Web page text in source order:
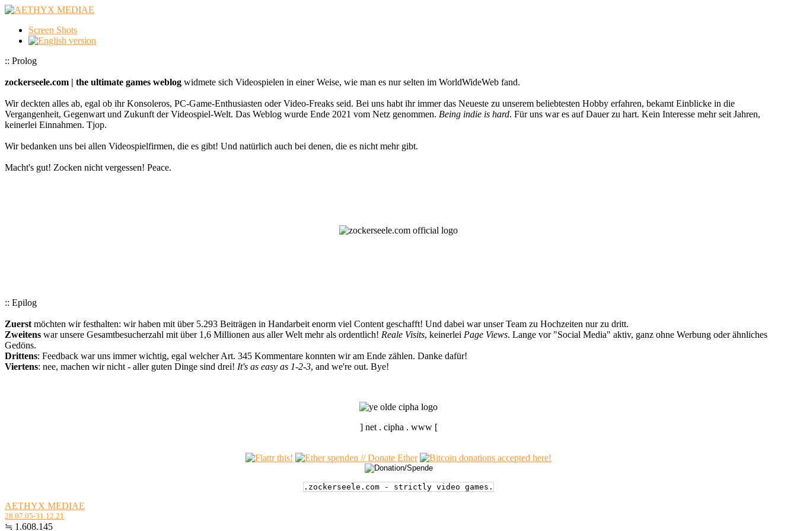
Screen Shots
:: Prolog
zockerseele.com | the ultimate games weblog widmete sich Videospielen in einer Weise, wie man es nur selten im WorldWideWeb fand.
Wir deckten alles ab, egal ob ihr Konsoleros, PC-Game-Enthusiasten oder Video-Freaks seid. Bei uns habt ihr immer das Neueste zu unserem beliebtesten Hobby erfahren, bekamt Einblicke in die
Vergangenheit, Gegenwart und Zukunft der Videospiel-Welt. Das Weblog wurde Ende 2021 vom Netz genommen. Being indie is hard. Für uns war es auf Dauer zu hart. Kein Interesse mehr seit Jahren,
keinerlei Einnahmen. Tjop.
Wir bedanken uns bei allen Videospielfirmen, die es gibt! Und natürlich auch bei denen, die es nicht mehr gibt.
Macht's gut! Zocken nicht vergessen! Peace.
:: Epilog
Zuerst möchten wir festhalten: wir haben mit über 5.293 Beiträgen in Handarbeit enorm viel Content geschafft! Und dabei war unser Team zu Hochzeiten nur zu dritt.
Zweitens war unsere Gesamtbesucherzahl mit über 1,6 Millionen aus aller Welt mehr als ordentlich! Reale Visits, keinerlei Page Views. Lange vor "Social Media" aktiv, ganz ohne Werbung oder ähnliches
Gedöns.
Drittens: Feedback war uns immer wichtig, egal welcher Art. 345 Kommentare konnten wir am Ende zählen. Danke dafür!
Viertens: nee, machen wir nicht - aller guten Dinge sind drei! It's as easy as 1-2-3, and we're out. Bye!
] net . cipha . www [
.zockerseele.com - strictly video games.
AETHYX MEDIAE
28.07.05-31.12.21
≒ 1.608.145